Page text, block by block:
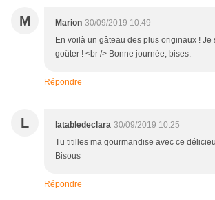
M Marion 30/09/2019 10:49
En voilà un gâteau des plus originaux ! Je
goûter ! <br /> Bonne journée, bises.
Répondre
L latabledeclara 30/09/2019 10:25
Tu titilles ma gourmandise avec ce
Bisous
Répondre